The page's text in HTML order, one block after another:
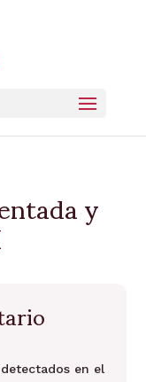
y
en el